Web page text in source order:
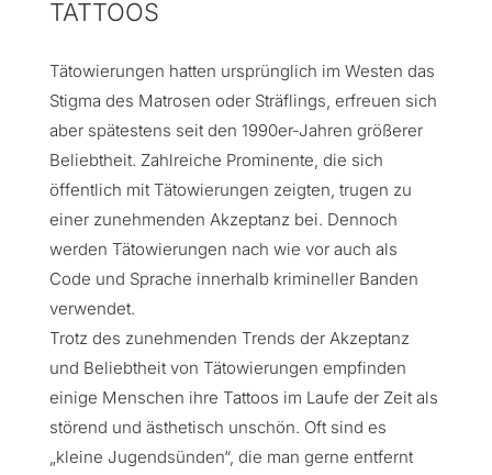
TATTOOS
Tätowierungen hatten ursprünglich im Westen das
Stigma des Matrosen oder Sträflings, erfreuen sich
aber spätestens seit den 1990er-Jahren größerer
Beliebtheit. Zahlreiche Prominente, die sich
öffentlich mit Tätowierungen zeigten, trugen zu
einer zunehmenden Akzeptanz bei. Dennoch
werden Tätowierungen nach wie vor auch als
Code und Sprache innerhalb krimineller Banden
verwendet.
Trotz des zunehmenden Trends der Akzeptanz
und Beliebtheit von Tätowierungen empfinden
einige Menschen ihre Tattoos im Laufe der Zeit als
störend und ästhetisch unschön. Oft sind es
„kleine Jugendsünden“, die man gerne entfernt